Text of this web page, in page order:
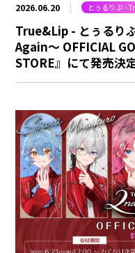
CREATOR
MUSIC
EVENT/LIVE
FANCLUB
合計フォロワー数
2026.06.20 とぅるりぷ -
True&Lip - とぅるり
Again〜 OFFICIAL
STORE』にて発売決